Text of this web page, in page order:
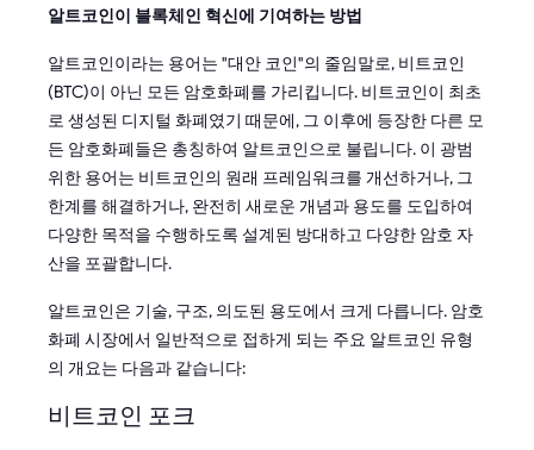
알트코인이 블록체인 혁신에 기여하는 방법
알트코인이라는 용어는 "대안 코인"의 줄임말로, 비트코인
(BTC)이 아닌 모든 암호화폐를 가리킵니다. 비트코인이 최초
로 생성된 디지털 화폐였기 때문에, 그 이후에 등장한 다른 모
든 암호화폐들은 총칭하여 알트코인으로 불립니다. 이 광범
위한 용어는 비트코인의 원래 프레임워크를 개선하거나, 그
한계를 해결하거나, 완전히 새로운 개념과 용도를 도입하여
다양한 목적을 수행하도록 설계된 방대하고 다양한 암호 자
산을 포괄합니다.
알트코인은 기술, 구조, 의도된 용도에서 크게 다릅니다. 암호
화폐 시장에서 일반적으로 접하게 되는 주요 알트코인 유형
의 개요는 다음과 같습니다:
비트코인 포크